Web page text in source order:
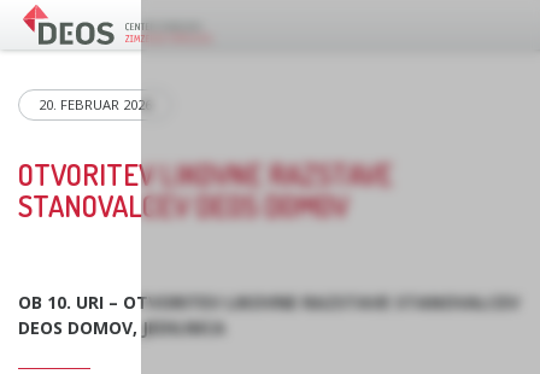
20. FEBRUAR 2026
OTVORITEV LIKOVNE RAZSTAVE
STANOVALCEV DEOS DOMOV
OB 10. URI – OTVORITEV LIKOVNE RAZSTAVE STANOVALCEV
DEOS DOMOV, JEDILNICA